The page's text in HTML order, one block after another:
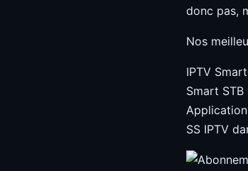
donc pas,
Nos
IPTV
Smart
SS IPTV